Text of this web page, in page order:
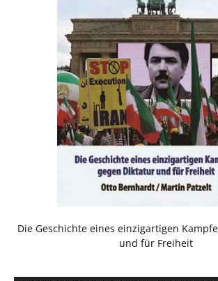
Die Geschichte eines einzigartigen
und für Freiheit